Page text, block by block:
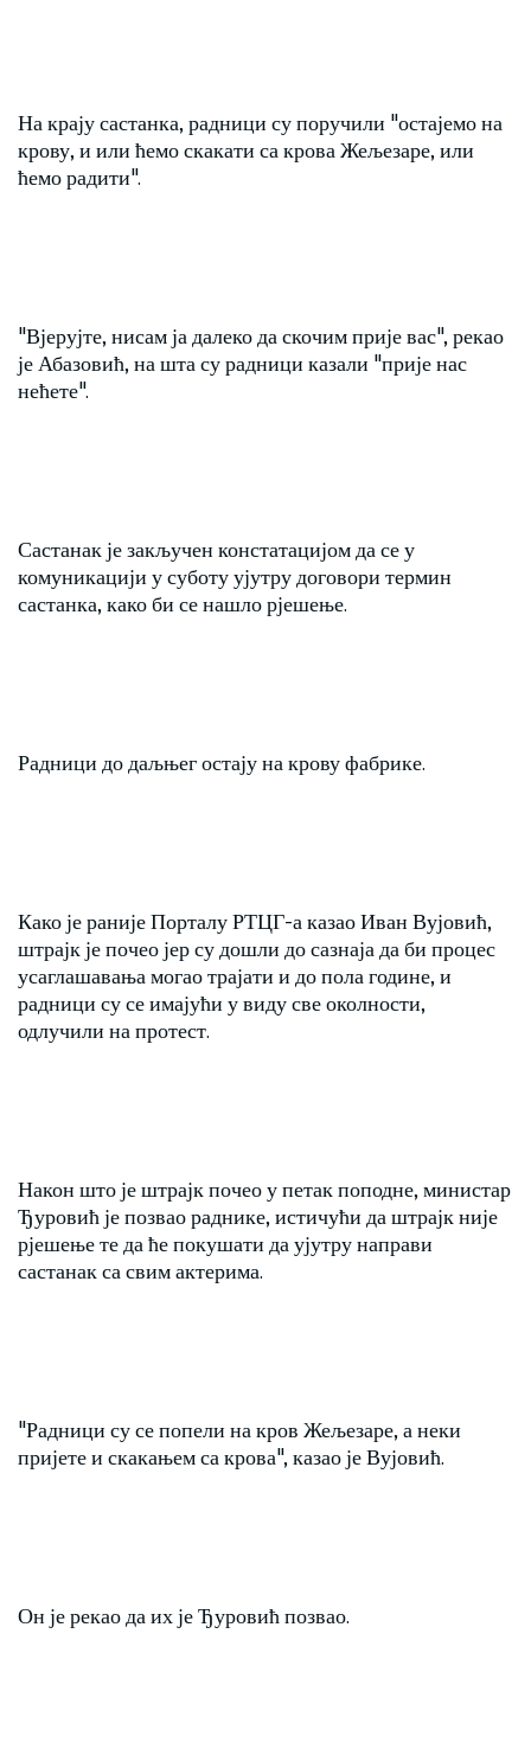
На крају састанка, радници су поручили "остајемо на
крову, и или ћемо скакати са крова Жељезаре, или
ћемо радити".
"Вјерујте, нисам ја далеко да скочим прије вас", рекао
је Абазовић, на шта су радници казали "прије нас
нећете".
Састанак је закључен констатацијом да се у
комуникацији у суботу ујутру договори термин
састанка, како би се нашло рјешење.
Радници до даљњег остају на крову фабрике.
Како је раније Порталу РТЦГ-а казао Иван Вујовић,
штрајк је почео јер су дошли до сазнаја да би процес
усаглашавања могао трајати и до пола године, и
радници су се имајући у виду све околности,
одлучили на протест.
Након што је штрајк почео у петак поподне, министар
Ђуровић је позвао раднике, истичући да штрајк није
рјешење те да ће покушати да ујутру направи
састанак са свим актерима.
"Радници су се попели на кров Жељезаре, а неки
пријете и скакањем са крова", казао је Вујовић.
Он је рекао да их је Ђуровић позвао.